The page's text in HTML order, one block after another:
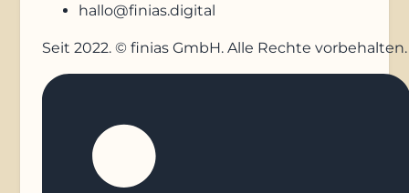
hallo@finias.digital
Seit 2022. © finias GmbH. Alle Rechte vorbehalten.